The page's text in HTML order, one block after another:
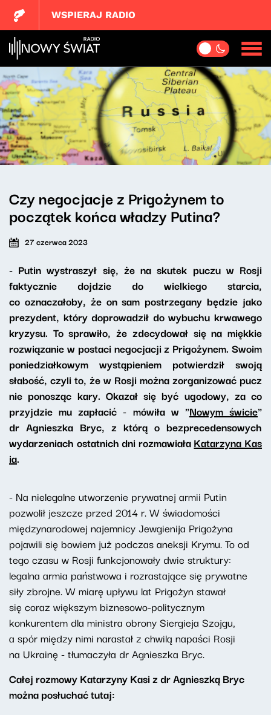
WSPIERAJ RADIO
Czy negocjacje z Prigożynem to
początek końca władzy Putina?
27 czerwca 2023
- Putin wystraszył się, że na skutek puczu w Rosji
faktycznie dojdzie do wielkiego starcia,
co oznaczałoby, że on sam postrzegany będzie jako
prezydent, który doprowadził do wybuchu krwawego
kryzysu. To sprawiło, że zdecydował się na miękkie
rozwiązanie w postaci negocjacji z Prigożynem. Swoim
poniedziałkowym wystąpieniem potwierdził swoją
słabość, czyli to, że w Rosji można zorganizować pucz
nie ponosząc kary. Okazał się być ugodowy, za co
przyjdzie mu zapłacić - mówiła w "Nowym świcie"
dr Agnieszka Bryc, z którą o bezprecedensowych
wydarzeniach ostatnich dni rozmawiałaKatarzyna Kas
ia.
- Na nielegalne utworzenie prywatnej armii Putin
pozwolił jeszcze przed 2014 r. W świadomości
międzynarodowej najemnicy Jewgienija Prigożyna
pojawili się bowiem już podczas aneksji Krymu. To od
tego czasu w Rosji funkcjonowały dwie struktury:
legalna armia państwowa i rozrastające się prywatne
siły zbrojne. W miarę upływu lat Prigożyn stawał
się coraz większym biznesowo-politycznym
konkurentem dla ministra obrony Siergieja Szojgu,
a spór między nimi narastał z chwilą napaści Rosji
na Ukrainę - tłumaczyła dr Agnieszka Bryc.
Całej rozmowy Katarzyny Kasi z dr Agnieszką Bryc
można posłuchać tutaj: